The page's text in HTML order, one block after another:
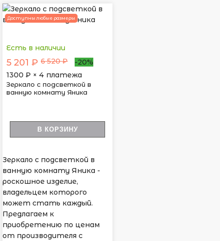
Доступны любые размеры
Есть в наличии
5 201 ₽ 6 520 ₽
-20%
1300 ₽ × 4 платежа
Зеркало с подсветкой в
ванную комнату Яника
В КОРЗИНУ
Зеркало с подсветкой в
ванную комнату Яника -
роскошное изделие,
владельцем которого
может стать каждый.
Предлагаем к
приобретению по ценам
от производителя с